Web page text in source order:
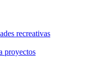
recreativas
proyectos